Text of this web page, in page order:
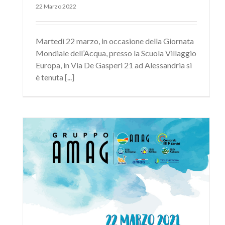
22 Marzo 2022
Martedì 22 marzo, in occasione della Giornata
Mondiale dell’Acqua, presso la Scuola Villaggio
Europa, in Via De Gasperi 21 ad Alessandria si
è tenuta [...]